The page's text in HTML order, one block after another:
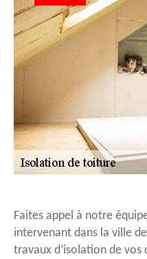
Faites appel à notre
intervenant dans la ville
travaux d’isolation de vos